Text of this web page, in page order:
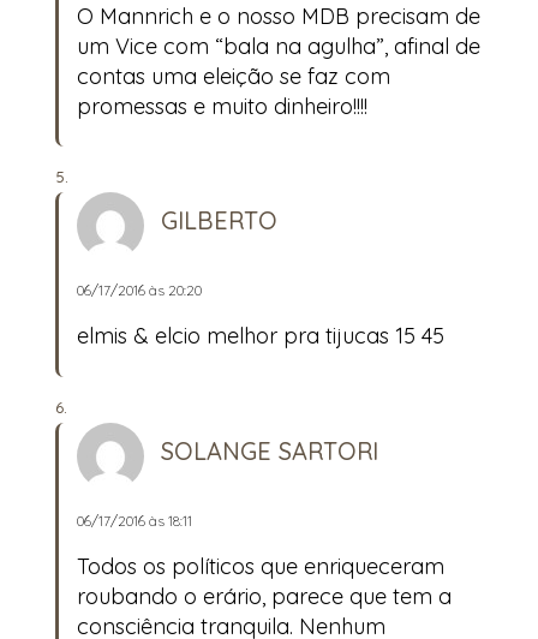
O Mannrich e o nosso MDB precisam de
um Vice com “bala na agulha”, afinal de
contas uma eleição se faz com
promessas e muito dinheiro!!!!
GILBERTO
06/17/2016 às 20:20
elmis & elcio melhor pra tijucas 15 45
SOLANGE SARTORI
06/17/2016 às 18:11
Todos os políticos que enriqueceram
roubando o erário, parece que tem a
consciência tranquila. Nenhum